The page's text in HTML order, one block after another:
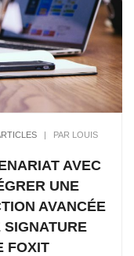
| PAR LOUIS
AVEC
UNE
AVANCÉE
FOXIT